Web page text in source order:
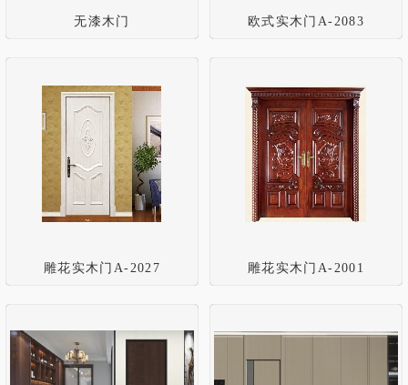
无漆木门 欧式实木门A-2083
雕花实木门A-2027 雕花实木门A-2001